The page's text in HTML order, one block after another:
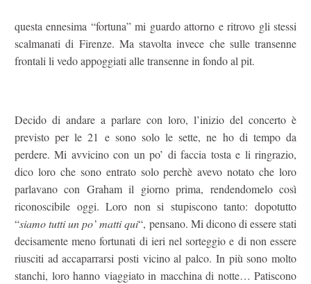
questa ennesima “fortuna” mi guardo attorno e ritrovo gli stessi
scalmanati di Firenze. Ma stavolta invece che sulle transenne
frontali li vedo appoggiati alle transenne in fondo al pit.
Decido di andare a parlare con loro, l’inizio del concerto è
previsto per le 21 e sono solo le sette, ne ho di tempo da
perdere. Mi avvicino con un po’ di faccia tosta e li ringrazio,
dico loro che sono entrato solo perchè avevo notato che loro
parlavano con Graham il giorno prima, rendendomelo così
riconoscibile oggi. Loro non si stupiscono tanto: dopotutto
“siamo tutti un po’ matti qui“, pensano. Mi dicono di essere stati
decisamente meno fortunati di ieri nel sorteggio e di non essere
riusciti ad accaparrarsi posti vicino al palco. In più sono molto
stanchi, loro hanno viaggiato in macchina di notte… Patiscono